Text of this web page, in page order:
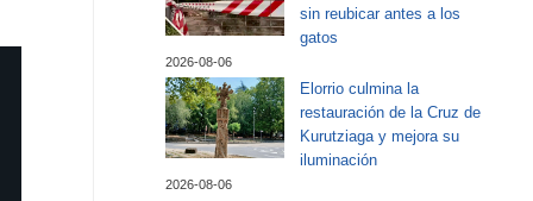
sin reubicar antes a los
gatos
2026-08-06
Elorrio culmina la
restauración de la Cruz de
Kurutziaga y mejora su
iluminación
2026-08-06